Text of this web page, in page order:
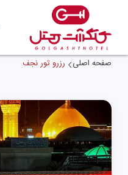
صفحه اصلی رزرو تور نجف